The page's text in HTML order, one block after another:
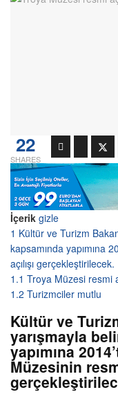
22
SHARES
İçerik gizle
1 Kültür ve Turizm
kapsamında yapımına
açılışı gerçekleştirilecek.
1.1 Troya Müzesi resmi
1.2 Turizmciler mutlu
Kültür ve
yarışmayla
yapımına
Müzesinin